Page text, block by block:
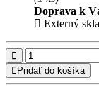
Doprava k
Externý
Pridať do košíka